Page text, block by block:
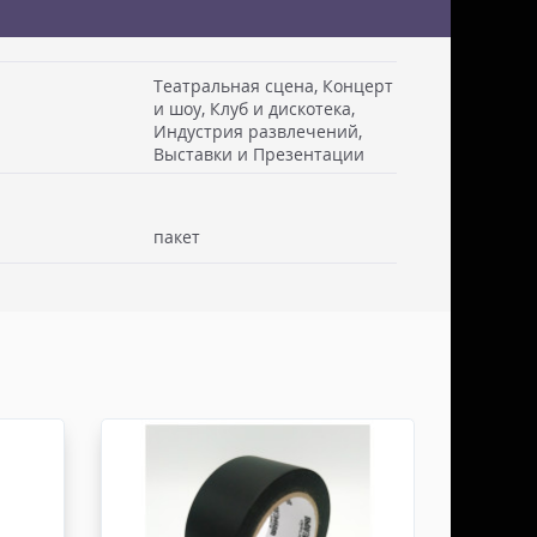
см. Стоимость доставки включаем в товар.
ДЕЛОВЫЕ ЛИНИИ осуществляем в течении 3-5
от суммы заказа не менее 50.000 руб,
не более 100х100х80 см. Заявку оформляет
быть приложена доверенность. Документы
Театральная сцена, Концерт
и шоу, Клуб и дискотека,
Индустрия развлечений,
Выставки и Презентации
пакет